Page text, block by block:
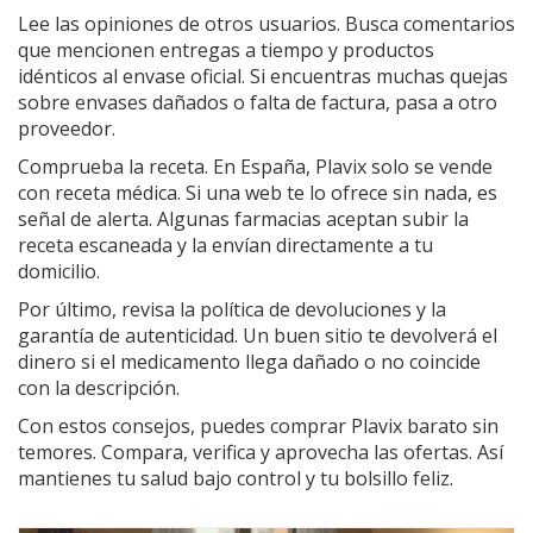
Lee las opiniones de otros usuarios. Busca comentarios
que mencionen entregas a tiempo y productos
idénticos al envase oficial. Si encuentras muchas quejas
sobre envases dañados o falta de factura, pasa a otro
proveedor.
Comprueba la receta. En España, Plavix solo se vende
con receta médica. Si una web te lo ofrece sin nada, es
señal de alerta. Algunas farmacias aceptan subir la
receta escaneada y la envían directamente a tu
domicilio.
Por último, revisa la política de devoluciones y la
garantía de autenticidad. Un buen sitio te devolverá el
dinero si el medicamento llega dañado o no coincide
con la descripción.
Con estos consejos, puedes comprar Plavix barato sin
temores. Compara, verifica y aprovecha las ofertas. Así
mantienes tu salud bajo control y tu bolsillo feliz.